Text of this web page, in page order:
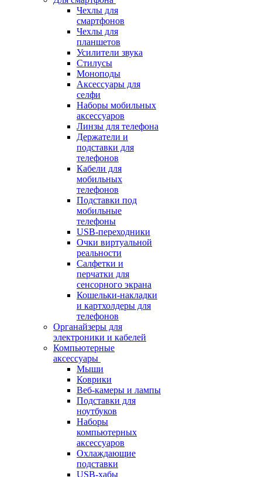
Чехлы для
смартфонов
Чехлы для
планшетов
Усилители звука
Стилусы
Моноподы
Аксессуары для
селфи
Наборы мобильных
аксессуаров
Линзы для телефона
Держатели и
подставки для
телефонов
Кабели для
мобильных
телефонов
Подставки под
мобильные
телефоны
USB-переходники
Очки виртуальной
реальности
Салфетки и
перчатки для
сенсорного экрана
Кошельки-накладки
и картхолдеры для
телефонов
Органайзеры для
электроники и кабелей
Компьютерные
аксессуары
Мыши
Коврики
Веб-камеры и лампы
Подставки для
ноутбуков
Наборы
компьютерных
аксессуаров
Охлаждающие
подставки
USB-хабы